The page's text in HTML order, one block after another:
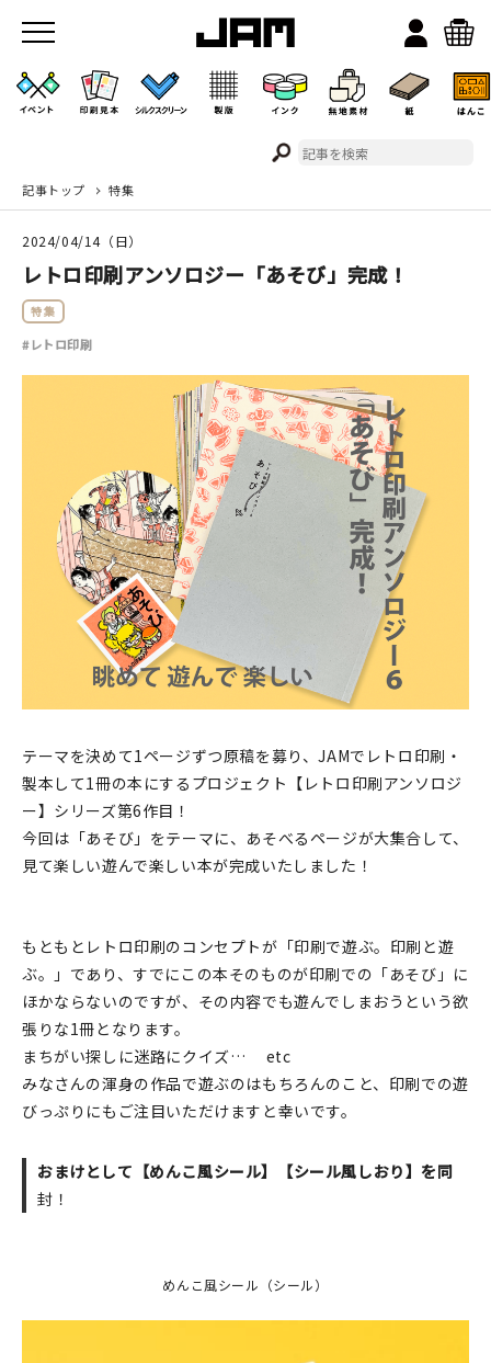
JAMのこと
お店/ワークスペース
印刷見本
シルクスクリーン
本
文房具
雑貨
はんこ
台湾グッズ
在庫限り
読みもの
記事トップ 特集
2024/04/14（日）
レトロ印刷アンソロジー「あそび」完成！
特集
#レトロ印刷
テーマを決めて1ページずつ原稿を募り、JAMでレトロ印刷・
製本して1冊の本にするプロジェクト【レトロ印刷アンソロジ
ー】シリーズ第6作目！
今回は「あそび」をテーマに、あそべるページが大集合して、
見て楽しい遊んで楽しい本が完成いたしました！
もともとレトロ印刷のコンセプトが「印刷で遊ぶ。印刷と遊
ぶ。」であり、すでにこの本そのものが印刷での「あそび」に
ほかならないのですが、その内容でも遊んでしまおうという欲
張りな1冊となります。
まちがい探しに迷路にクイズ… etc
みなさんの渾身の作品で遊ぶのはもちろんのこと、印刷での遊
びっぷりにもご注目いただけますと幸いです。
おまけとして【めんこ風シール】【シール風しおり】を同
封！
めんこ風シール（シール）